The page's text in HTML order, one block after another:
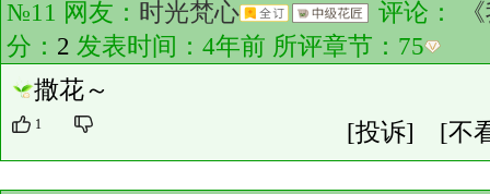
№11 网友： 时光梵心 评论：
分： 2 发表时间：4年前 所评章节： 75
撒花～
1 [投诉] [不